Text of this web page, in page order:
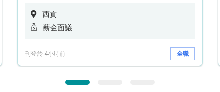
西貢
薪金面議
刊登於 4小時前 全職